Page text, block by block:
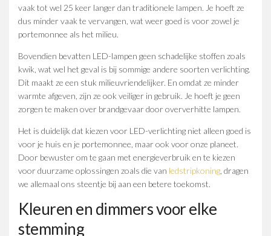
vaak tot wel 25 keer langer dan traditionele lampen. Je hoeft ze
dus minder vaak te vervangen, wat weer goed is voor zowel je
portemonnee als het milieu.
Bovendien bevatten LED-lampen geen schadelijke stoffen zoals
kwik, wat wel het geval is bij sommige andere soorten verlichting.
Dit maakt ze een stuk milieuvriendelijker. En omdat ze minder
warmte afgeven, zijn ze ook veiliger in gebruik. Je hoeft je geen
zorgen te maken over brandgevaar door oververhitte lampen.
Het is duidelijk dat kiezen voor LED-verlichting niet alleen goed is
voor je huis en je portemonnee, maar ook voor onze planeet.
Door bewuster om te gaan met energieverbruik en te kiezen
voor duurzame oplossingen zoals die van ledstripkoning , dragen
we allemaal ons steentje bij aan een betere toekomst.
Kleuren en dimmers voor elke
stemming